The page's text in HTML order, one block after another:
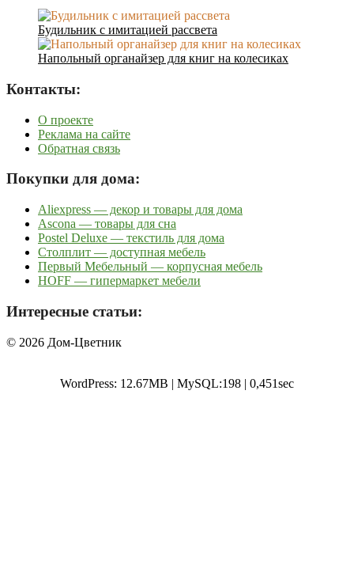
Будильник с имитацией рассвета
Напольный органайзер для книг на колесиках
Контакты:
О проекте
Реклама на сайте
Обратная связь
Покупки для дома:
Aliexpress — декор и товары для дома
Ascona — товары для сна
Postel Deluxe — текстиль для дома
Столплит — доступная мебель
Первый Мебельный — корпусная мебель
HOFF — гипермаркет мебели
Интересные статьи:
© 2026 Дом-Цветник
WordPress: 12.67MB | MySQL:198 | 0,451sec